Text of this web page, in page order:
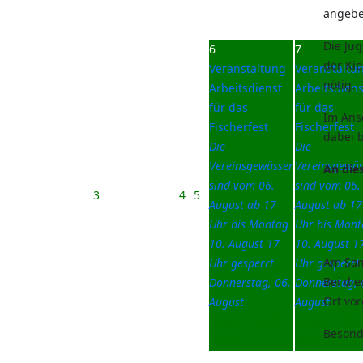
3 4 5
6
Veranstaltung
Arbeitsdienst
für das
Fischerfest
Die
Vereinsgewässer
sind vom 06.
August ab 17
Uhr bis Montag
10. August 17
Uhr gesperrt.
Donnerstag, 06.
August
7
für das
Fischerfest
Die
sind vom 06.
August ab 17
Uhr bis
10. August
Uhr gesperrt.
Donnerstag,
August
08-07
Die
der
nötig.
Im
dabei
An
Am
Bei
Ort